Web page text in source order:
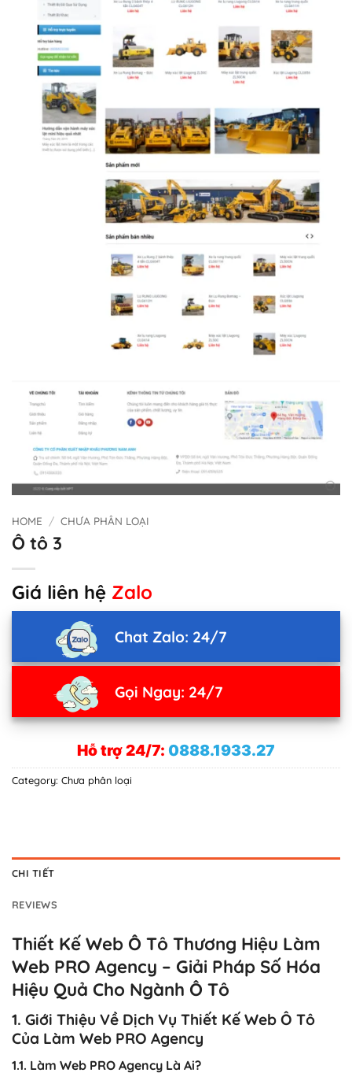
HOME / CHƯA PHÂN LOẠI
Ô tô 3
Giá liên hệ Zalo
Chat Zalo: 24/7
Gọi Ngay: 24/7
Hỗ trợ 24/7: 0888.1933.27
Category: Chưa phân loại
CHI TIẾT
REVIEWS
Thiết Kế Web Ô Tô Thương Hiệu Làm
Web PRO Agency – Giải Pháp Số Hóa
Hiệu Quả Cho Ngành Ô Tô
1. Giới Thiệu Về Dịch Vụ Thiết Kế Web Ô Tô
Của Làm Web PRO Agency
1.1. Làm Web PRO Agency Là Ai?